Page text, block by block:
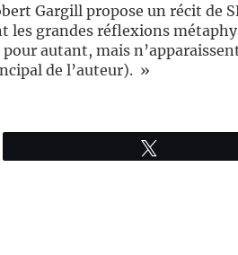
Gargill propose un récit de
les grandes réflexions
autant, mais
de l’auteur). »